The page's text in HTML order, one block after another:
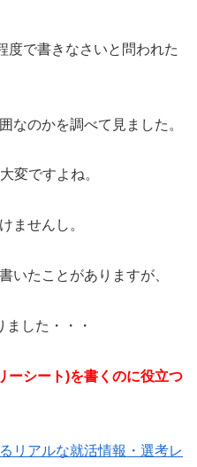
度で書きなさいと問われた
なのかを調べて見ました。
変ですよね。
ませんし。
いたことがありますが、
した・・・
ーシート)を書くのに役立つ
リアルな就活情報・選考レ